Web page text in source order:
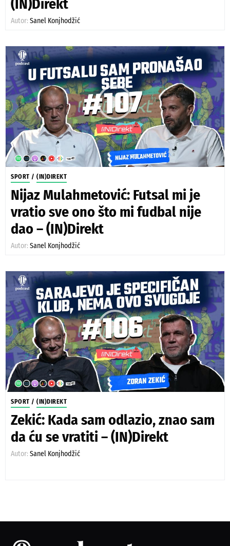
(IN)Direkt
Autor: Sanel Konjhodžić
SPORT / (IN)DIREKT
Nijaz Mulahmetović: Futsal mi je
vratio sve ono što mi fudbal nije
dao – (IN)Direkt
Autor: Sanel Konjhodžić
SPORT / (IN)DIREKT
Zekić: Kada sam odlazio, znao sam
da ću se vratiti – (IN)Direkt
Autor: Sanel Konjhodžić